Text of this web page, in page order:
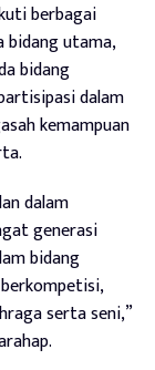
berbagai
bidang utama,
bidang
dalam
kemampuan
dalam
generasi
bidang
serta seni,”